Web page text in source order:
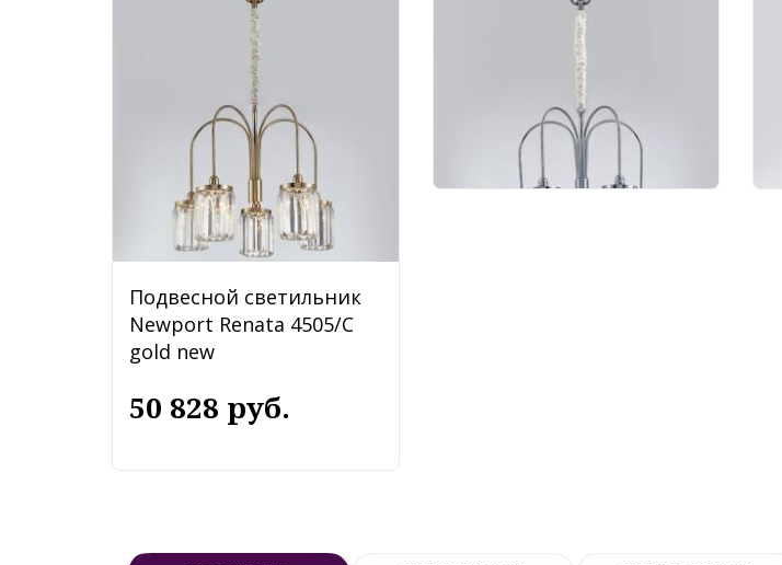
Подвесной светильник
Newport Renata 4505/C
gold new
50 828 руб.
Подвесной светильник
Newport Renata 4505/C
48 718 руб.